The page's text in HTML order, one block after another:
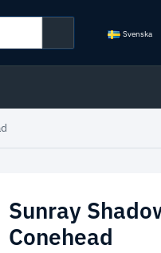
Svenska
Sunray
Conehead